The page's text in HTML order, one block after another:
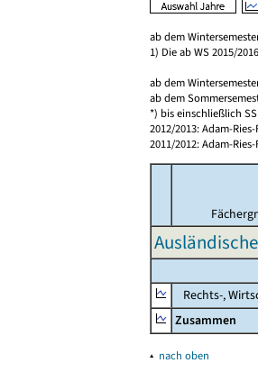
ab dem
1) Die ab WS 2015/
ab dem
ab dem
*) bis einschließlich
2012/2013: Adam-
2011/2012: Adam-
Rechts-,
Zusammen
▴ nach oben